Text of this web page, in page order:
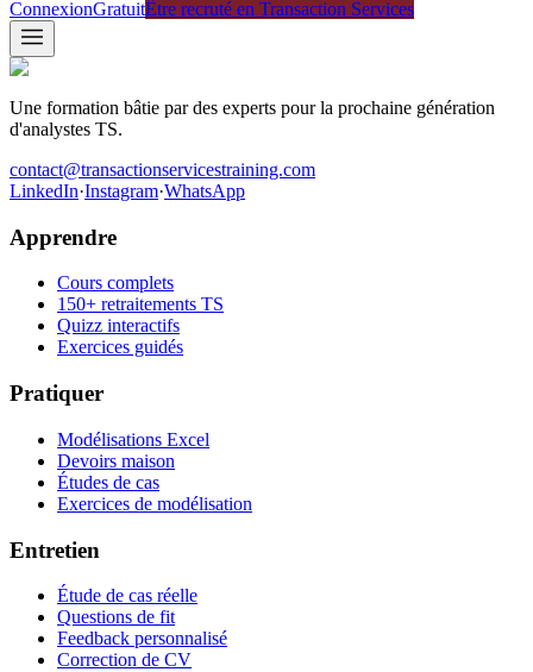
ConnexionGratuitÊtre recruté en Transaction Services
Une formation bâtie par des experts pour la prochaine génération
d'analystes TS.
contact@transactionservicestraining.com
LinkedIn·Instagram·WhatsApp
Apprendre
Cours complets
150+ retraitements TS
Quizz interactifs
Exercices guidés
Pratiquer
Modélisations Excel
Devoirs maison
Études de cas
Exercices de modélisation
Entretien
Étude de cas réelle
Questions de fit
Feedback personnalisé
Correction de CV